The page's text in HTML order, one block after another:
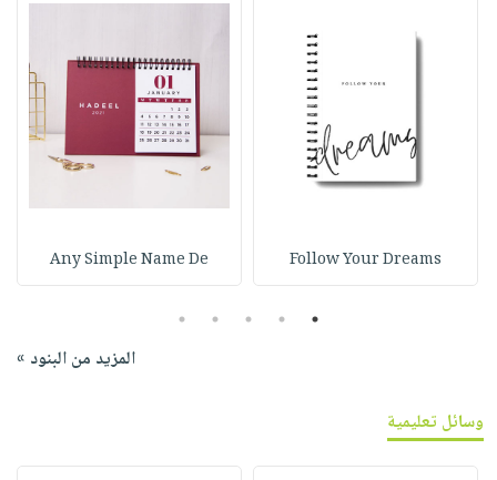
Follow Your Dreams
Any Simple Name De
1
2
3
4
5
المزيد من البنود »
وسائل تعليمية